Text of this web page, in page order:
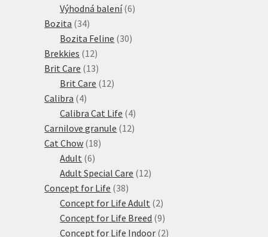
produkty
Výhodná balení 66
Bozita 3434
produktů
Bozita Feline 3030
Brekkies 1212
produktů
Brit Care 1313
produktů
Brit Care 1212
Calibra 44
produkty
Calibra Cat Life 44
produkty
Carnilove granule 1212
Cat Chow 1818
Adult 66
produktů
Adult Special Care 1212
Concept for Life 3838
produktů
Concept for Life Adult 22
produkty
Concept for Life Breed 99
produktů
Concept for Life Indoor 22